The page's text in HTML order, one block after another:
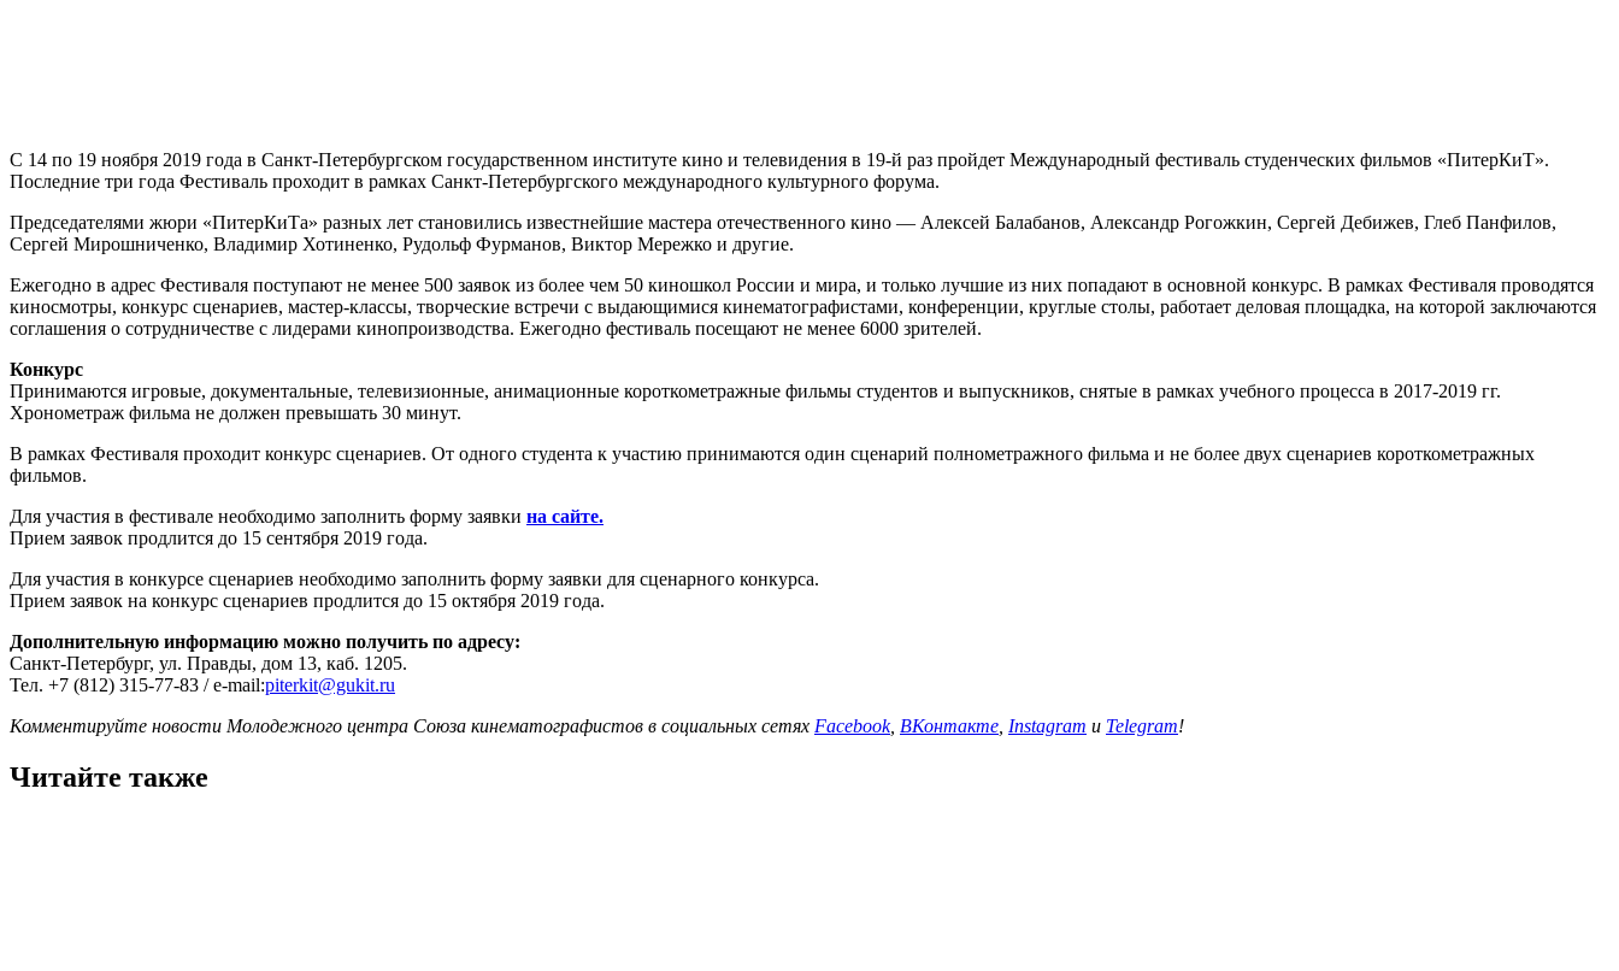
С 14 по 19 ноября 2019 года в Санкт-Петербургском государственном институте кино и телевидения в 19-й раз пройдет Международный фестиваль студенческих фильмов «ПитерКиТ».
Последние три года Фестиваль проходит в рамках Санкт-Петербургского международного культурного форума.
Председателями жюри «ПитерКиТа» разных лет становились известнейшие мастера отечественного кино — Алексей Балабанов, Александр Рогожкин, Сергей Дебижев, Глеб Панфилов,
Сергей Мирошниченко, Владимир Хотиненко, Рудольф Фурманов, Виктор Мережко и другие.
Ежегодно в адрес Фестиваля поступают не менее 500 заявок из более чем 50 киношкол России и мира, и только лучшие из них попадают в основной конкурс. В рамках Фестиваля проводятся
киносмотры, конкурс сценариев, мастер-классы, творческие встречи с выдающимися кинематографистами, конференции, круглые столы, работает деловая площадка, на которой заключаются
соглашения о сотрудничестве с лидерами кинопроизводства. Ежегодно фестиваль посещают не менее 6000 зрителей.
Конкурс
Принимаются игровые, документальные, телевизионные, анимационные короткометражные фильмы студентов и выпускников, снятые в рамках учебного процесса в 2017-2019 гг.
Хронометраж фильма не должен превышать 30 минут.
В рамках Фестиваля проходит конкурс сценариев. От одного студента к участию принимаются один сценарий полнометражного фильма и не более двух сценариев короткометражных
фильмов.
Для участия в фестивале необходимо заполнить форму заявки на сайте.
Прием заявок продлится до 15 сентября 2019 года.
Для участия в конкурсе сценариев необходимо заполнить форму заявки для сценарного конкурса.
Прием заявок на конкурс сценариев продлится до 15 октября 2019 года.
Дополнительную информацию можно получить по адресу:
Санкт-Петербург, ул. Правды, дом 13, каб. 1205.
Тел. +7 (812) 315-77-83 / e-mail:piterkit@gukit.ru
Комментируйте новости Молодежного центра Союза кинематографистов в социальных сетях Facebook, ВКонтакте Instagram и Telegram!
Читайте также